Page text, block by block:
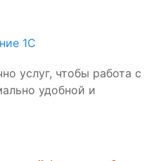
1С
услуг, чтобы работа с
удобной и